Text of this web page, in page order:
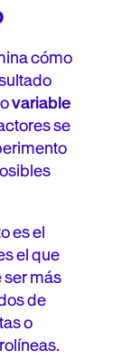
cómo
variable
se
es el
el que
ser más
de
o